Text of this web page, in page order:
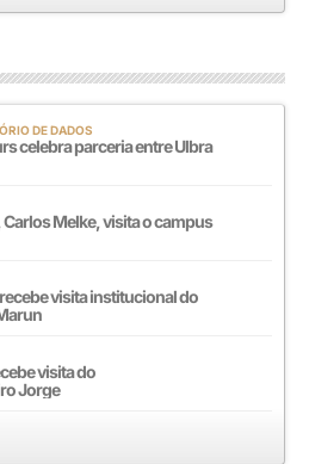
DE DADOS
celebra parceria entre Ulbra
Melke, visita o campus
visita institucional do
visita do
Jorge